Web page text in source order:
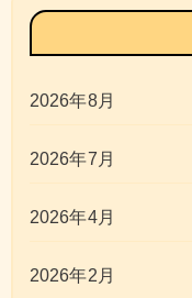
2026年8月
2026年7月
2026年4月
2026年2月